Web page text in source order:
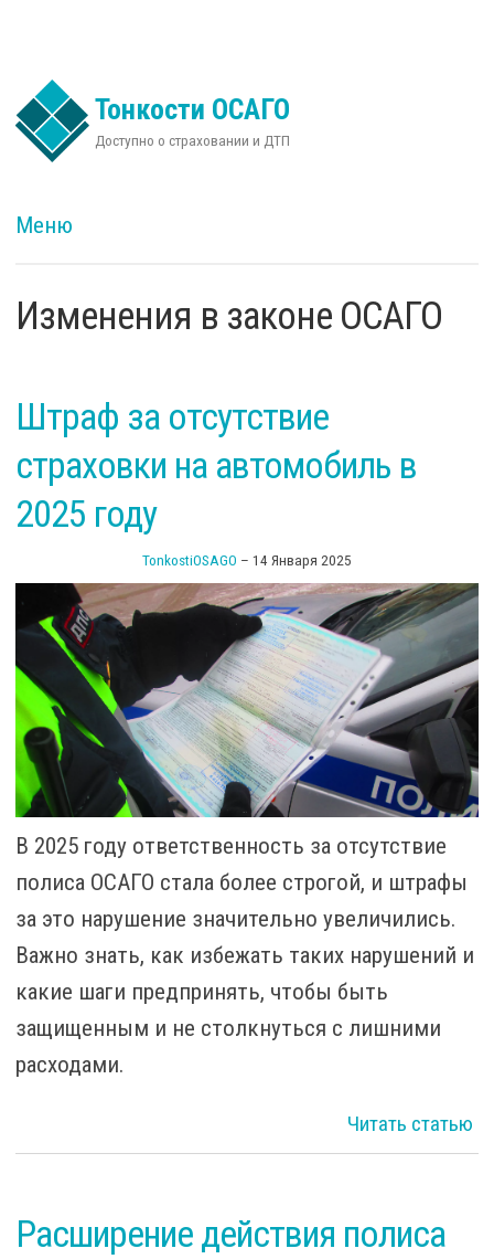
Тонкости ОСАГО
Доступно о страховании и ДТП
Меню
Изменения в законе ОСАГО
Штраф за отсутствие
страховки на автомобиль в
2025 году
TonkostiOSAGO – 14 Января 2025
В 2025 году ответственность за отсутствие
полиса ОСАГО стала более строгой, и штрафы
за это нарушение значительно увеличились.
Важно знать, как избежать таких нарушений и
какие шаги предпринять, чтобы быть
защищенным и не столкнуться с лишними
расходами.
Читать статью
Расширение действия полиса